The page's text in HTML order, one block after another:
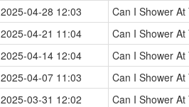
2025-04-28 12:03
Can I Shower At
2025-04-21 11:04
Can I Shower At
2025-04-14 12:04
Can I Shower At
2025-04-07 11:03
Can I Shower At
2025-03-31 12:02
Can I Shower At